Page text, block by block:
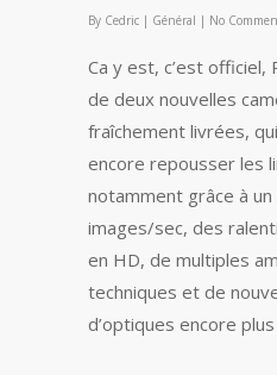
By Cedric | Général | No
Ca y est, c’est officiel,
de deux nouvelles
fraîchement livrées,
encore repousser les
notamment grâce à
images/sec, des
en HD, de multiples
techniques et de
d’optiques encore